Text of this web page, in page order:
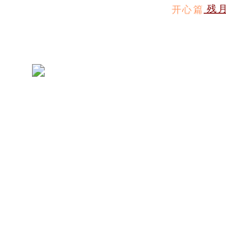
开心篇 残